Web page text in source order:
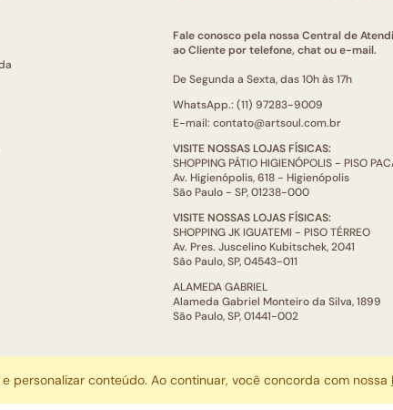
Fale conosco pela nossa Central de
ao Cliente por telefone, chat ou e-mail.
De Segunda a Sexta, das 10h às 17h
WhatsApp.: (11) 97283-9009
E-mail: contato@artsoul.com.br
VISITE NOSSAS LOJAS FÍSICAS:
SHOPPING PÁTIO HIGIENÓPOLIS - PISO
Av. Higienópolis, 618 - Higienópolis
São Paulo - SP, 01238-000
VISITE NOSSAS LOJAS FÍSICAS:
SHOPPING JK IGUATEMI - PISO TÉRREO
Av. Pres. Juscelino Kubitschek, 2041
São Paulo, SP, 04543-011
ALAMEDA GABRIEL
Alameda Gabriel Monteiro da Silva, 1899
São Paulo, SP, 01441-002
COMUNICAÇÃO DIGITAL LTDA | CNPJ: 29.752.781/0001-52
personalizar conteúdo. Ao continuar, você concorda com nossa